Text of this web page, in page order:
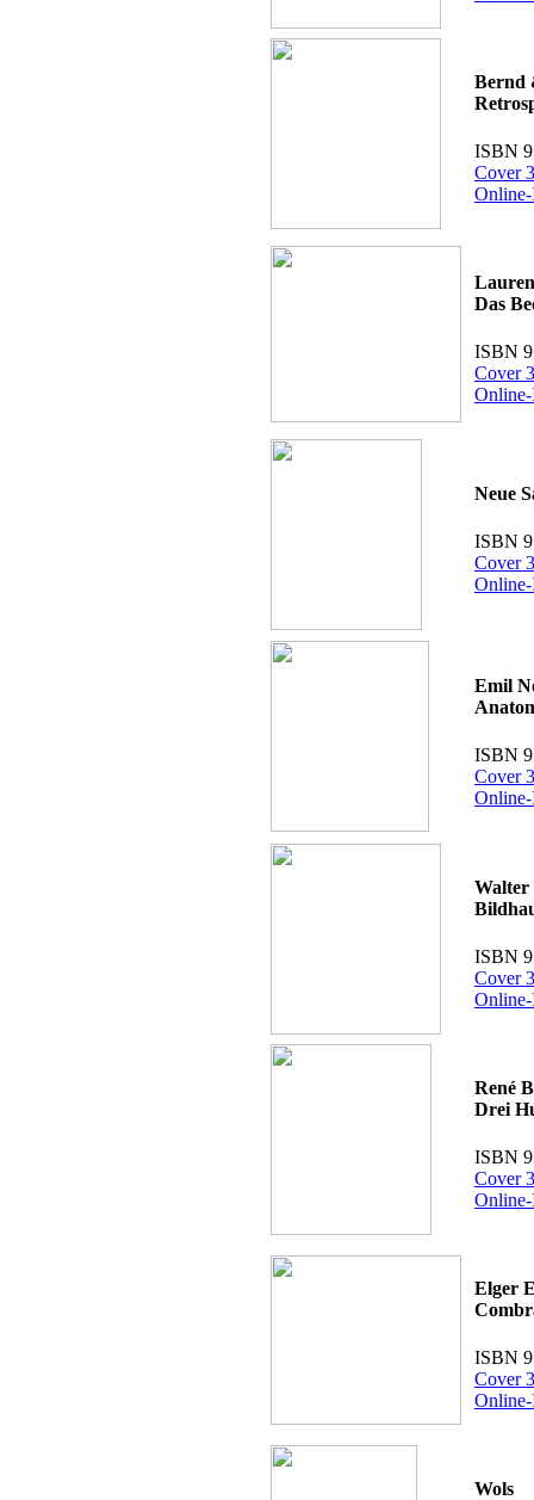
Bernd
ISBN
Cover
Das
ISBN
Cover
Neue
ISBN
Cover
Emil
ISBN
Cover
Walter
ISBN
Cover
René
Drei
ISBN
Cover
Elger
ISBN
Cover
Wols